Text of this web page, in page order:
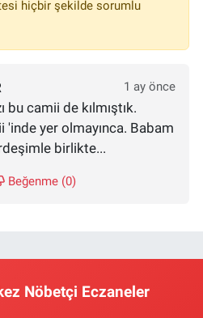
hiçbir şekilde sorumlu
1 ay önce
bu camii de kılmıştık.
'inde yer olmayınca. Babam
birlikte...
Beğenme (0)
Nöbetçi Eczaneler